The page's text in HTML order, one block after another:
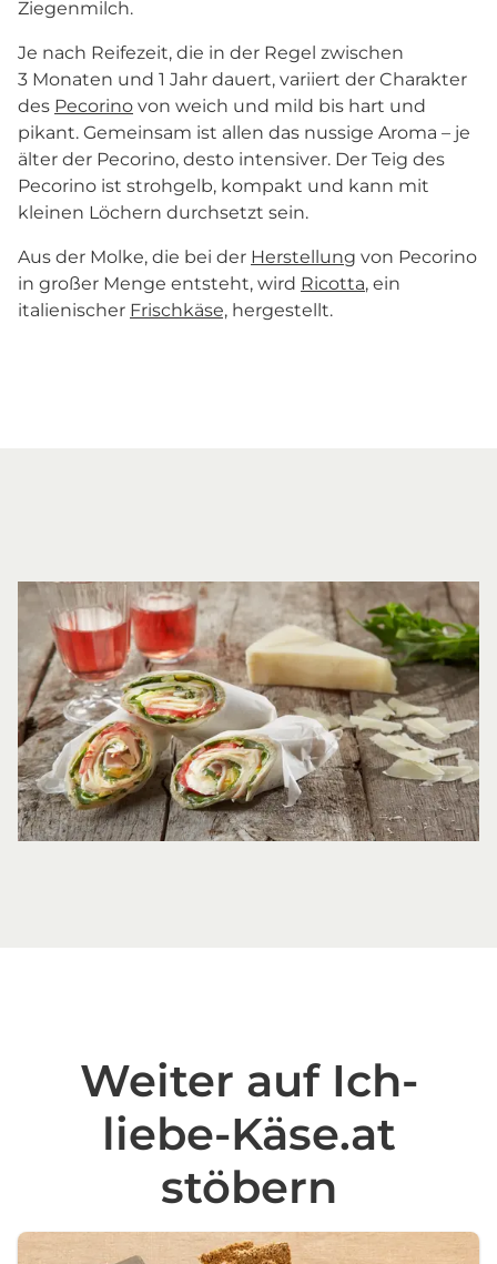
Ziegenmilch.
Je nach Reifezeit, die in der Regel zwischen
3 Monaten und 1 Jahr dauert, variiert der Charakter
des Pecorino von weich und mild bis hart und
pikant. Gemeinsam ist allen das nussige Aroma – je
älter der Pecorino, desto intensiver. Der Teig des
Pecorino ist strohgelb, kompakt und kann mit
kleinen Löchern durchsetzt sein.
Aus der Molke, die bei der Herstellung von Pecorino
in großer Menge entsteht, wird Ricotta, ein
italienischer Frischkäse, hergestellt.
Weiter auf Ich-
liebe-Käse.at
stöbern